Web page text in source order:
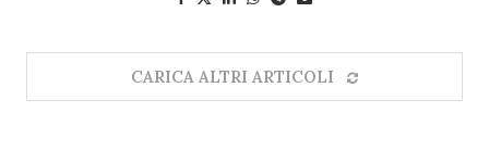
CARICA ALTRI ARTICOLI